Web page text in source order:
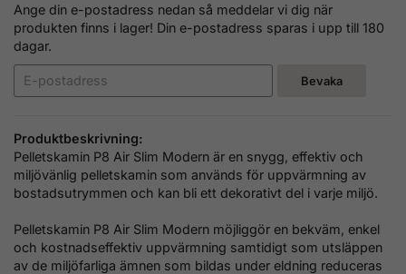
Ange din e-postadress nedan så meddelar vi dig när
produkten finns i lager! Din e-postadress sparas i upp till 180
dagar.
Bevaka
Produktbeskrivning:
Pelletskamin P8 Air Slim Modern är en snygg, effektiv och
miljövänlig pelletskamin som används för uppvärmning av
bostadsutrymmen och kan bli ett dekorativt del i varje miljö.
Pelletskamin P8 Air Slim Modern möjliggör en bekväm, enkel
och kostnadseffektiv uppvärmning samtidigt som utsläppen
av de miljöfarliga ämnen som bildas under eldning reduceras